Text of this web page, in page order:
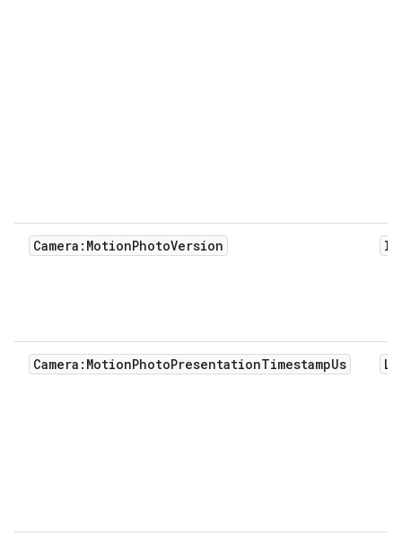
Camera:MotionPhotoVersion
Camera:MotionPhotoPresentationTimestampUs